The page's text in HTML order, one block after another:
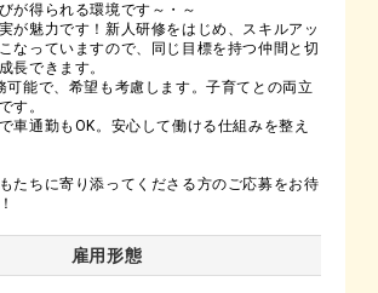
が得られる環境です～・～
が魅力です！新人研修をはじめ、スキルアッ
なっていますので、同じ目標を持つ仲間と切
長できます。
可能で、希望も考慮します。子育てとの両立
す。
車通勤もOK。安心して働ける仕組みを整え
たちに寄り添ってくださる方のご応募をお待
雇用形態